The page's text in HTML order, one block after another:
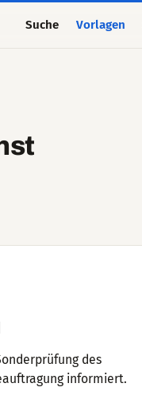
Suche Vorlagen
des
informiert.